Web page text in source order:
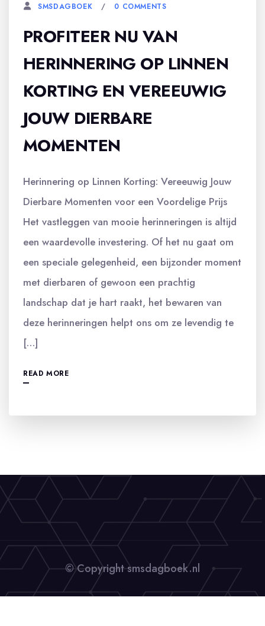
SMSDAGBOEK 0 COMMENTS
PROFITEER NU VAN
HERINNERING OP LINNEN
KORTING EN VEREEUWIG
JOUW DIERBARE
MOMENTEN
Herinnering op Linnen Korting: Vereeuwig Jouw
Dierbare Momenten voor een Voordelige Prijs
Het vastleggen van mooie herinneringen is altijd
een waardevolle investering. Of het nu gaat om
een speciale gelegenheid, een bijzonder moment
met dierbaren of gewoon een prachtig
landschap dat je hart raakt, het bewaren van
deze herinneringen helpt ons om ze levendig te
[…]
READ MORE
© Copyright smsdagboek.nl